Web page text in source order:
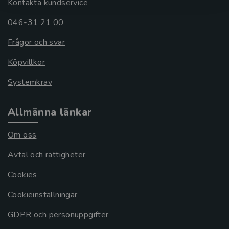
Kontakta kundservice
046-31 21 00
Frågor och svar
Köpvillkor
Systemkrav
Allmänna länkar
Om oss
Avtal och rättigheter
Cookies
Cookieinställningar
GDPR och personuppgifter